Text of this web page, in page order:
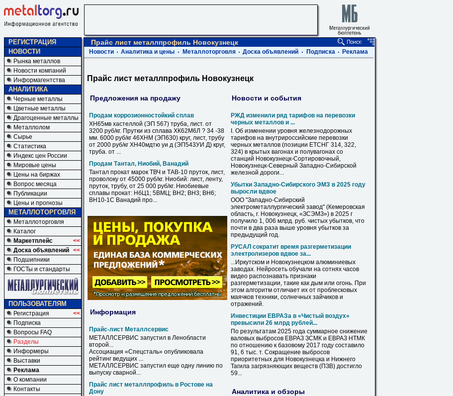
РЕГИСТРАЦИЯ
НОВОСТИ
Рынка металлов
Новости компаний
Информагентства
АНАЛИТИКА
Черные металлы
Цветные металлы
Драгоценные металлы
Металлолом
Сырье
Статистика
Индекс цен России
Мировые цены
Цены на биржах
Вопрос месяца
Публикации
Цены и прогнозы
МЕТАЛЛОТОРГОВЛЯ
Металлоторговля
Каталог
Маркетплейс
<<
Доска объявлений <<
Подшипники
ГОСТы и стандарты
ПОЛЬЗОВАТЕЛЯМ
Регистрация
<<
Подписка
Вопросы FAQ
Разделы
Информеры
Выставки
Реклама
О компании
Контакты
Прайс лист металлпрофиль Новокузнецк
Новости Аналитика и цены Металлоторговля Доска объявлений Подписка Реклама
Прайс лист металлпрофиль Новокузнецк
Предложения на продажу
Продам коррозионностойкий сплав
ХН65мв хастеллой (ЭП 567) труба, лист. от
3200 руб/кг. Прутки из сплава ХК62М6Л ? 34 -38
мм. 6000 руб/кг 46ХНМ (ЭП630) круг, лист, трубу
от 2000 руб/кг ХН40мдтю уи д (ЭП543УИ Д) круг,
труба. от ...
Продам Тантал, Ниобий, Ванадий
Тантал прокат марок ТВЧ и ТАВ-10 пруток, лист,
проволоку от 45000 руб/кг. Ниобий: лист, ленту,
пруток, трубу, от 25 000 руб/кг. Ниобиевые
сплавы прокат: НбЦ1; 5ВМЦ; ВН2; ВН3; ВН6;
ВН10-1С Ванадий про...
Информация
Прайс-лист Металлсервис
МЕТАЛЛСЕРВИС запустил в Ленобласти
второй...
Ассоциация «Спецсталь» опубликовала
рейтинг ведущих ...
МЕТАЛЛСЕРВИС запустил еще одну линию по
выпуску сварной...
Прайс лист металлпрофиль в Ростове на
Дону
Новости и события
РЖД изменили ряд тарифов на перевозки
черных металлов и ...
I. Об изменении уровня железнодорожных
тарифов на внутрироссийские перевозки
черных металлов (позиции ­ЕТСНГ 314, 322,
324) в крытых вагонах и полувагонах со
станций Новокузнецк-Сортировочный,
Новокузнецк-Северный Западно-Сибирской
железной дороги...
Убытки Западно-Сибирского ЭМЗ в 2025 году
выросли вдвое
ООО "Западно-Сибирский
электрометаллургический завод" (Кемеровская
область, г. Новокузнецк, «ЗСЭМЗ») в 2025 г
получило 1, 006 млрд. руб. чистых убытков, что
почти в два раза выше уровня убытков за
предыдущий год.
РУСАЛ сократит время разгерметизации
электролизеров вдвое за...
...Иркутском и Новокузнецком алюминиевых
заводах. Нейросеть обучали на сотнях часов
видео распознавать признаки
разгерметизации, такие как дым или огонь. При
этом алгоритм отличает их от проблесковых
маячков техники, солнечных зайчиков и
отражений.
Инвестиции ЕВРАЗа в «Чистый воздух»
превысили 26 млрд рублей...
По результатам 2025 года суммарное снижение
валовых выбросов ЕВРАЗ ЗСМК и ЕВРАЗ НТМК
по отношению к базовому 2017 году составило
91, 6 тыс. т. Сокращение выбросов
приоритетных для Новокузнецка и Нижнего
Тагила загрязняющих веществ (ПЗВ) достигло
59...
Аналитика и обзоры